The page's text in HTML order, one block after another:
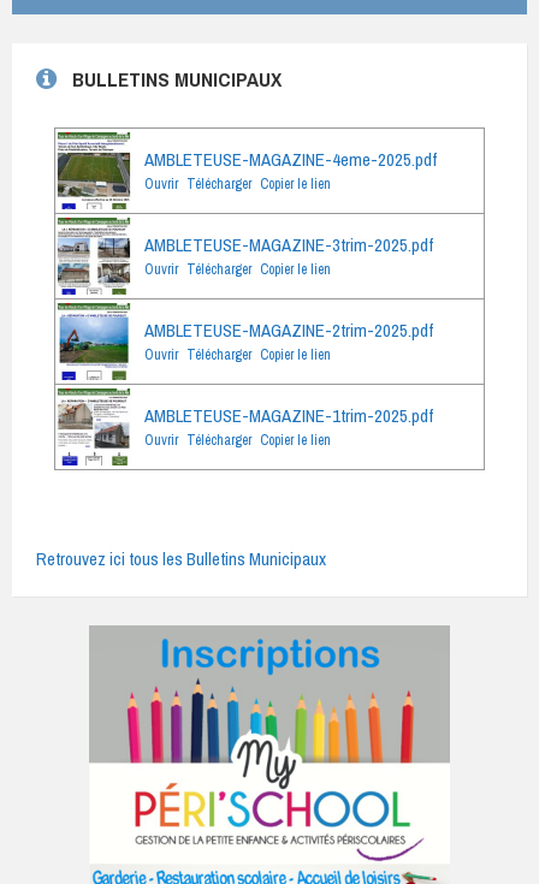
BULLETINS MUNICIPAUX
AMBLETEUSE-MAGAZINE-4eme-2025.pdf
Ouvrir Télécharger Copier le lien
AMBLETEUSE-MAGAZINE-3trim-2025.pdf
Ouvrir Télécharger Copier le lien
AMBLETEUSE-MAGAZINE-2trim-2025.pdf
Ouvrir Télécharger Copier le lien
AMBLETEUSE-MAGAZINE-1trim-2025.pdf
Ouvrir Télécharger Copier le lien
Retrouvez ici tous les Bulletins Municipaux